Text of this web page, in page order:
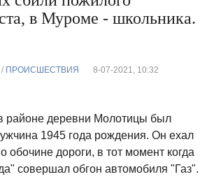
в Муроме - школьника.
/ ПРОИСШЕСТВИЯ
8-07-2021, 10:32
районе деревни Молотицы был
1945 года рождения. Он ехал
обочине дороги, в тот момент когда
совершал обгон автомобиля "Газ".